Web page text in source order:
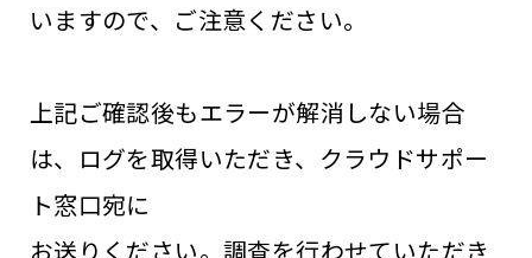
いますので、ご注意ください。
上記ご確認後もエラーが解消しない場合
は、ログを取得いただき、クラウドサポー
ト窓口宛に
お送りください。調査を行わせていただき